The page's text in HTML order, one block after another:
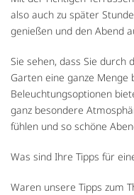
also auch zu später
genießen und den Abend
Sie sehen, dass Sie durch
Garten eine ganze Menge
Beleuchtungsoptionen
ganz besondere
fühlen und so schöne
Was sind Ihre Tipps für
Waren unsere Tipps zum